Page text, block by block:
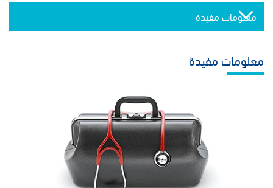
معلومات مفيدة
معلومات مفيدة